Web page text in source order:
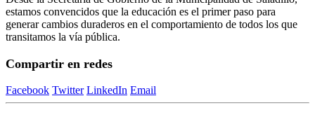
estamos convencidos que la educación es el primer paso para
generar cambios duraderos en el comportamiento de todos los que
transitamos la vía pública.
Compartir en redes
Facebook Twitter LinkedIn Email